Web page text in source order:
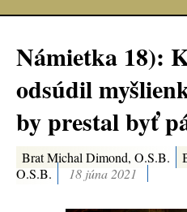
Námietka 18):
odsúdil
by prestal byť
Brat Michal Dimond, O.S.B.
O.S.B.
18 júna 2021